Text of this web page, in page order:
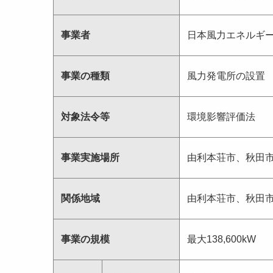
事業者 日本風力エネルギ
事業の種類 風力発電所の設置
対象法令等 環境影響評価法
事業実施場所 由利本荘市、秋田
関係地域 由利本荘市、秋田
事業の規模 最大138,600kW